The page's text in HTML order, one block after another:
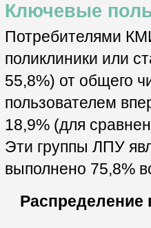
Ключевые
Потребителями
поликлиники или
55,8%) от общего
пользователем
18,9% (для
Эти группы ЛПУ
выполнено 75,8%